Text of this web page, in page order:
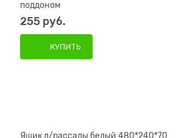
поддоном
255 руб.
КУПИТЬ
Ящик д/рассады белый 480*240*70